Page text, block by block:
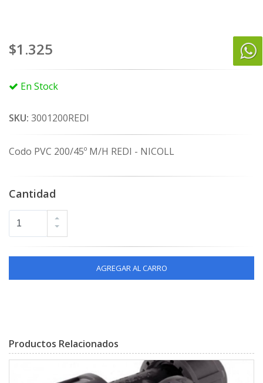
$1.325
En Stock
SKU: 3001200REDI
Codo PVC 200/45º M/H REDI - NICOLL
Cantidad
AGREGAR AL CARRO
Productos Relacionados